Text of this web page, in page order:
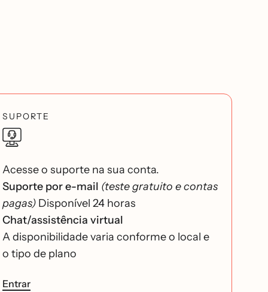
SUPORTE
Acesse o suporte na sua conta.
Suporte por e-mail (teste gratuito e contas
pagas) Disponível 24 horas
Chat/assistência virtual
A disponibilidade varia conforme o local e
o tipo de plano
Entrar